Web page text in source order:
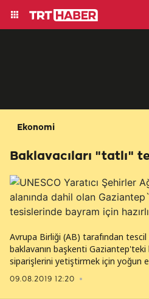
Ekonomi
Baklavacıları "tatlı"
09.08.2019 12:20
Avrupa Birliği (AB) tarafından
baklavanın başkenti Gaziantep'teki
siparişlerini yetiştirmek için yoğun